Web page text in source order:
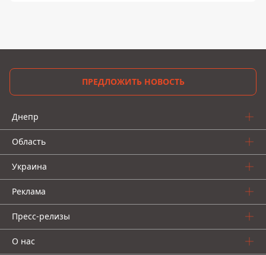
ПРЕДЛОЖИТЬ НОВОСТЬ
Днепр
Область
Украина
Реклама
Пресс-релизы
О нас